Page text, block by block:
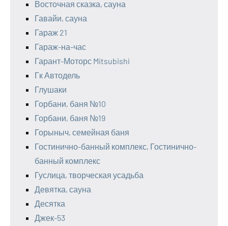
Восточная сказка, сауна
Гавайи, сауна
Гараж 21
Гараж-на-час
Гарант-Моторс Mitsubishi
Гк Автодель
Глушаки
Горбани, баня №10
Горбани, баня №19
Горыныч, семейная баня
Гостинично-банный комплекс, Гостинично-
банный комплекс
Гуслица, творческая усадьба
Девятка, сауна
Десятка
Джек-53